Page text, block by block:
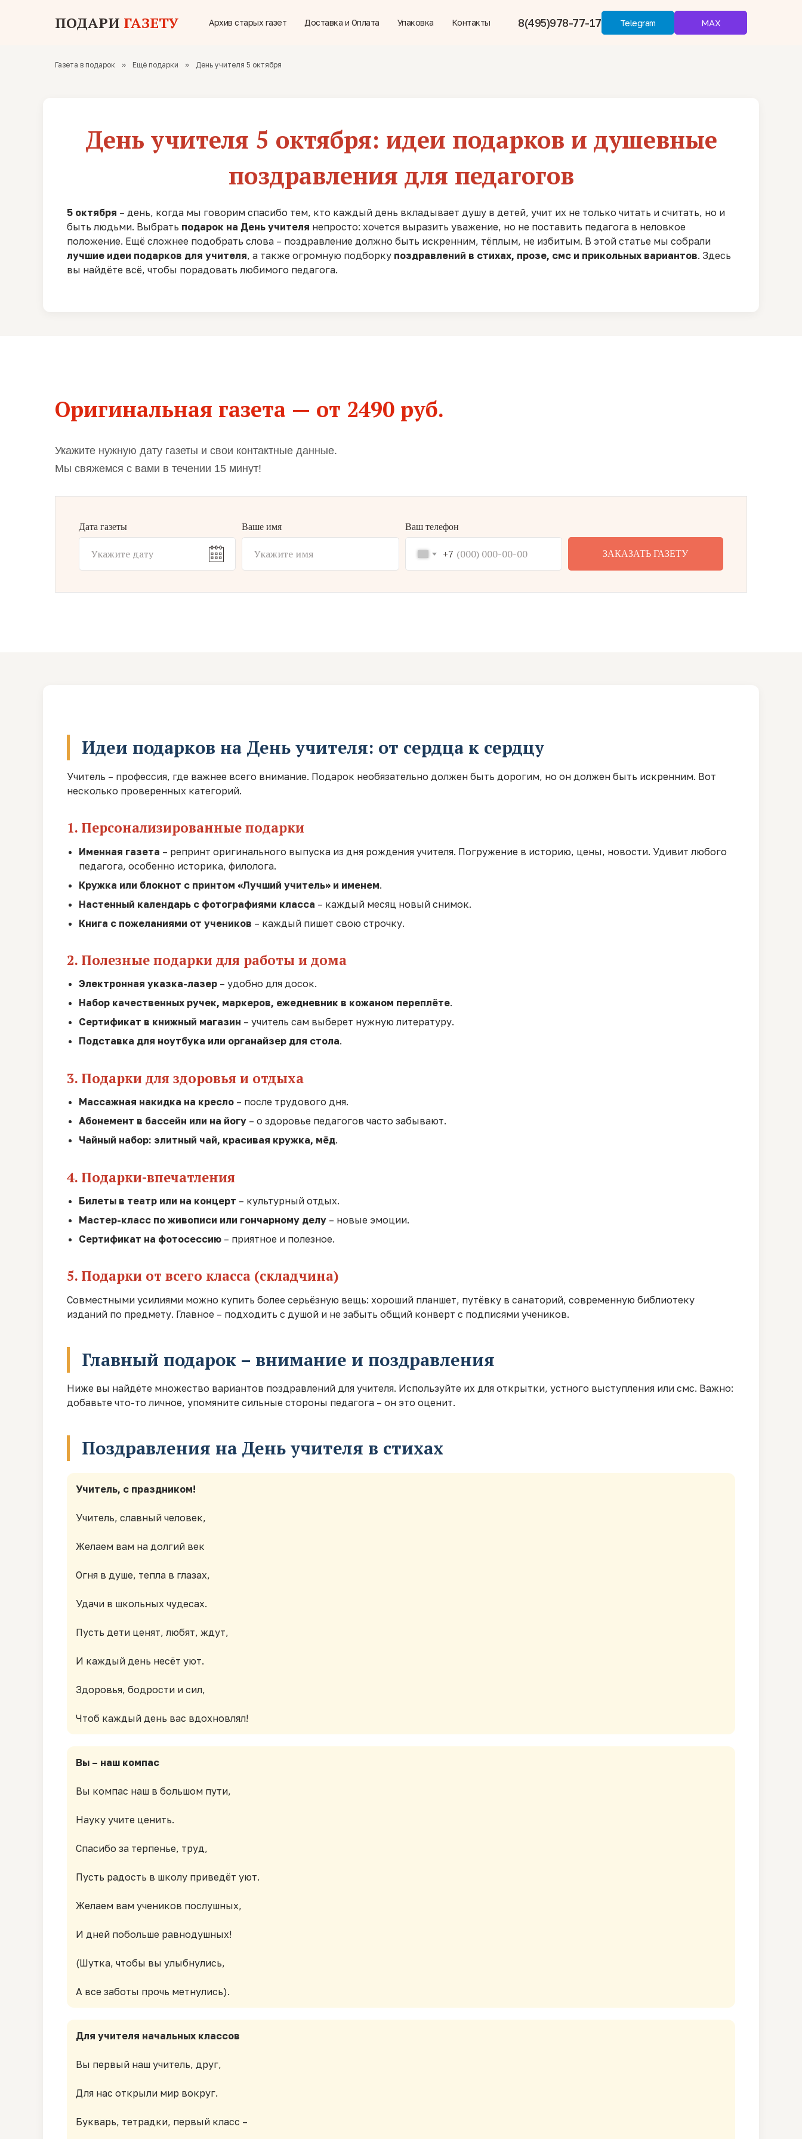
ПОДАРИ ГАЗЕТУ Архив старых газет Доставка и Оплата Упаковка Контакты 8(495)978-77-17 Telegram MAX
Газета в подарок » Ещё подарки » День учителя 5 октября
День учителя 5 октября: идеи подарков и душевные
поздравления для педагогов
5 октября – день, когда мы говорим спасибо тем, кто каждый день вкладывает душу в детей, учит их не только читать и считать, но и
быть людьми. Выбрать подарок на День учителя непросто: хочется выразить уважение, но не поставить педагога в неловкое
положение. Ещё сложнее подобрать слова – поздравление должно быть искренним, тёплым, не избитым. В этой статье мы собрали
лучшие идеи подарков для учителя, а также огромную подборку поздравлений в стихах, прозе, смс и прикольных вариантов. Здесь
вы найдёте всё, чтобы порадовать любимого педагога.
Оригинальная газета — от 2490 руб.
Укажите нужную дату газеты и свои контактные данные.
Мы свяжемся с вами в течении 15 минут!
Дата газеты Ваше имя Ваш телефон
+7 ЗАКАЗАТЬ ГАЗЕТУ
Идеи подарков на День учителя: от сердца к сердцу
Учитель – профессия, где важнее всего внимание. Подарок необязательно должен быть дорогим, но он должен быть искренним. Вот
несколько проверенных категорий.
1. Персонализированные подарки
Именная газета – репринт оригинального выпуска из дня рождения учителя. Погружение в историю, цены, новости. Удивит любого
педагога, особенно историка, филолога.
Кружка или блокнот с принтом «Лучший учитель» и именем.
Настенный календарь с фотографиями класса – каждый месяц новый снимок.
Книга с пожеланиями от учеников – каждый пишет свою строчку.
2. Полезные подарки для работы и дома
Электронная указка-лазер – удобно для досок.
Набор качественных ручек, маркеров, ежедневник в кожаном переплёте.
Сертификат в книжный магазин – учитель сам выберет нужную литературу.
Подставка для ноутбука или органайзер для стола.
3. Подарки для здоровья и отдыха
Массажная накидка на кресло – после трудового дня.
Абонемент в бассейн или на йогу – о здоровье педагогов часто забывают.
Чайный набор: элитный чай, красивая кружка, мёд.
4. Подарки-впечатления
Билеты в театр или на концерт – культурный отдых.
Мастер-класс по живописи или гончарному делу – новые эмоции.
Сертификат на фотосессию – приятное и полезное.
5. Подарки от всего класса (складчина)
Совместными усилиями можно купить более серьёзную вещь: хороший планшет, путёвку в санаторий, современную библиотеку
изданий по предмету. Главное – подходить с душой и не забыть общий конверт с подписями учеников.
Главный подарок – внимание и поздравления
Ниже вы найдёте множество вариантов поздравлений для учителя. Используйте их для открытки, устного выступления или смс. Важно:
добавьте что-то личное, упомяните сильные стороны педагога – он это оценит.
Поздравления на День учителя в стихах
Учитель, с праздником!
Учитель, славный человек,
Желаем вам на долгий век
Огня в душе, тепла в глазах,
Удачи в школьных чудесах.
Пусть дети ценят, любят, ждут,
И каждый день несёт уют.
Здоровья, бодрости и сил,
Вы – наш компас
Вы компас наш в большом пути,
Науку учите ценить.
Спасибо за терпенье, труд,
Пусть радость в школу приведёт уют.
Желаем вам учеников послушных,
И дней побольше равнодушных!
(Шутка, чтобы вы улыбнулись,
Для учителя начальных классов
Вы первый наш учитель, друг,
Для нас открыли мир вокруг.
Букварь, тетрадки, первый класс –